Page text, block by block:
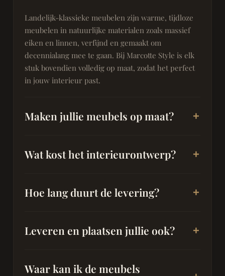
Landelijk-klassieke meubelen zijn warme, tijdloze
meubelen in natuurlijke materialen zoals massief
eiken en linnen, verfijnd en gemaakt om
decennialang mee te gaan. Bij Marcotte Style is elk
stuk bovendien volledig op maat, zodat het perfect
in jouw interieur past.
Maken jullie meubels op maat?
Wat kost het interieurontwerp?
Hoe lang duurt de levering?
Leveren en plaatsen jullie ook?
Waar kan ik de meubels